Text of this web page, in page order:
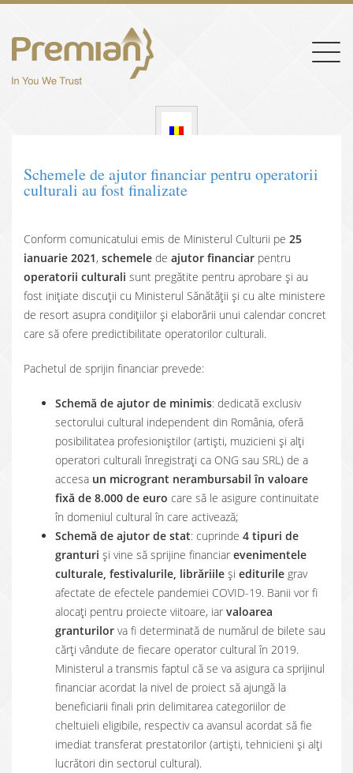
Schemele de ajutor financiar pentru operatorii
culturali au fost finalizate
Conform comunicatului emis de Ministerul Culturii pe 25
ianuarie 2021, schemele de ajutor financiar pentru
operatorii culturali sunt pregătite pentru aprobare și au
fost inițiate discuții cu Ministerul Sănătății și cu alte ministere
de resort asupra condițiilor și elaborării unui calendar concret
care să ofere predictibilitate operatorilor culturali.
Pachetul de sprijin financiar prevede:
Schemă de ajutor de minimis: dedicată exclusiv
sectorului cultural independent din România, oferă
posibilitatea profesioniștilor (artiști, muzicieni și alți
operatori culturali înregistrați ca ONG sau SRL) de a
accesa un microgrant nerambursabil în valoare
fixă de 8.000 de euro care să le asigure continuitate
în domeniul cultural în care activează;
Schemă de ajutor de stat: cuprinde 4 tipuri de
granturi și vine să sprijine financiar evenimentele
culturale, festivalurile, librăriile și editurile grav
afectate de efectele pandemiei COVID-19. Banii vor fi
alocați pentru proiecte viitoare, iar valoarea
granturilor va fi determinată de numărul de bilete sau
cărți vândute de fiecare operator cultural în 2019.
Ministerul a transmis faptul că se va asigura ca sprijinul
financiar acordat la nivel de proiect să ajungă la
beneficiarii finali prin delimitarea categoriilor de
cheltuieli eligibile, respectiv ca avansul acordat să fie
imediat transferat prestatorilor (artiști, tehnicieni și alți
lucrători din sectorul cultural).